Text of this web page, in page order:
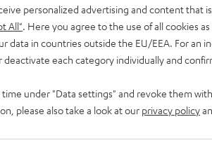
personalized advertising and content that
All" . Here you agree to the use of all cookies
data in countries outside the EU/EEA. For an
deactivate each category individually and
time under "Data settings" and revoke them
please also take a look at our privacy policy